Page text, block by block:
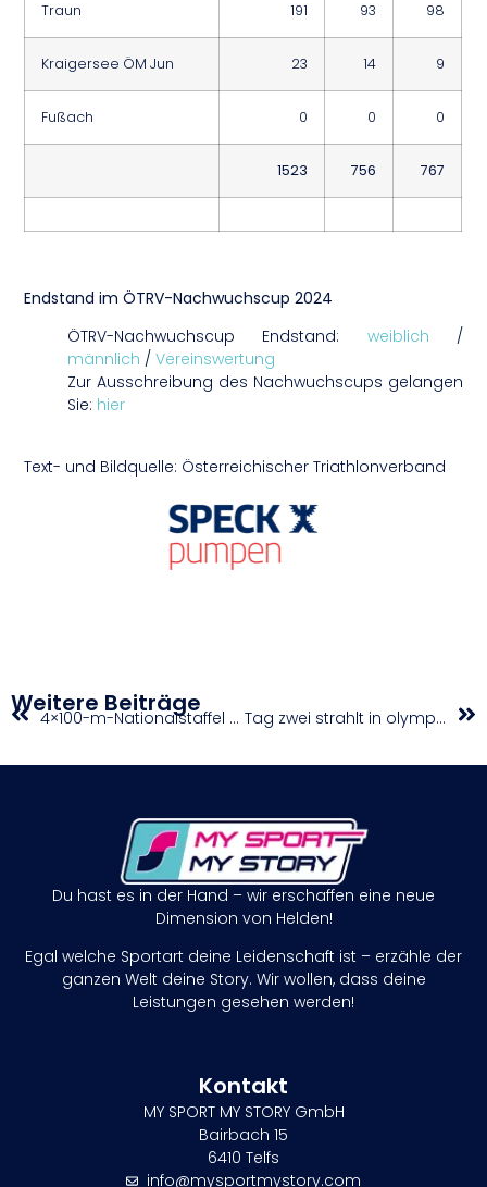
Traun 191 93 98
Kraigersee ÖM Jun 23 14 9
Fußach 0 0 0
1523 756 767
Endstand im ÖTRV-Nachwuchscup 2024
ÖTRV-Nachwuchscup Endstand: weiblich /
männlich /Vereinswertung
Zur Ausschreibung des Nachwuchscups gelangen
Sie: hier
Text- und Bildquelle: Österreichischer Triathlonverband
Weitere Beiträge 4×100-m-Nationalstaffel Diamond-League-Fünfte in Lausanne Tag zwei strahlt in olympischem Gold
Du hast es in der Hand – wir erschaffen eine neue
Dimension von Helden!
Egal welche Sportart deine Leidenschaft ist – erzähle der
ganzen Welt deine Story. Wir wollen, dass deine
Leistungen gesehen werden!
Kontakt
MY SPORT MY STORY GmbH
Bairbach 15
6410 Telfs
info@mysportmystory.com